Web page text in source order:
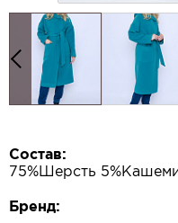
Состав:
75%Шерсть
Бренд: